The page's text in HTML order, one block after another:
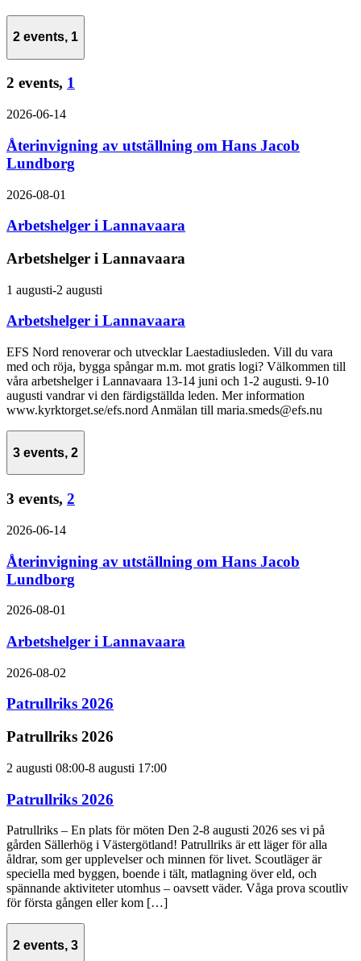
2 events, 1
2 events, 1
2026-06-14
Återinvigning av utställning om Hans Jacob
Lundborg
2026-08-01
Arbetshelger i Lannavaara
Arbetshelger i Lannavaara
1 augusti-2 augusti
Arbetshelger i Lannavaara
EFS Nord renoverar och utvecklar Laestadiusleden. Vill du vara
med och röja, bygga spångar m.m. mot gratis logi? Välkommen till
våra arbetshelger i Lannavaara 13-14 juni och 1-2 augusti. 9-10
augusti vandrar vi den färdigställda leden. Mer information
www.kyrktorget.se/efs.nord Anmälan till maria.smeds@efs.nu
3 events, 2
3 events, 2
2026-06-14
Återinvigning av utställning om Hans Jacob
Lundborg
2026-08-01
Arbetshelger i Lannavaara
2026-08-02
Patrullriks 2026
Patrullriks 2026
2 augusti 08:00-8 augusti 17:00
Patrullriks 2026
Patrullriks – En plats för möten Den 2-8 augusti 2026 ses vi på
gården Sällerhög i Västergötland! Patrullriks är ett läger för alla
åldrar, som ger upplevelser och minnen för livet. Scoutläger är
speciella med byggen, boende i tält, matlagning över eld, och
spännande aktiviteter utomhus – oavsett väder. Våga prova scoutliv
för första gången eller kom […]
2 events, 3